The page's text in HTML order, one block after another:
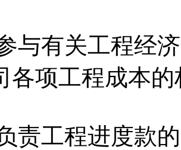
关工程经济
各项工程成本
程进度款的